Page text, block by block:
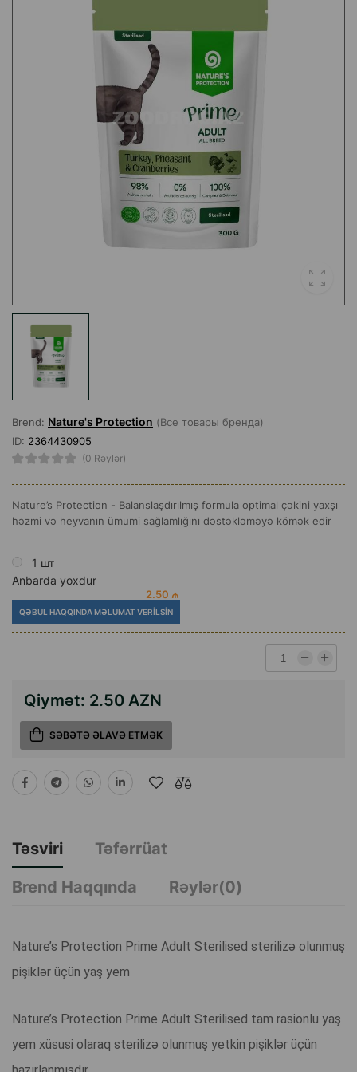
Brend: Nature's Protection (Все товары бренда)
ID: 2364430905
(0 Rəylər)
Nature’s Protection - Balanslaşdırılmış formula optimal çəkini yaxşı
həzmi və heyvanın ümumi sağlamlığını dəstəkləməyə kömək edir
1 шт
Anbarda yoxdur
2.50 ₼
QƏBUL HAQQINDA MƏLUMAT VERILSIN
Qiymət: 2.50 AZN
SƏBƏTƏ ƏLAVƏ ETMƏK
Təsviri
Təfərrüat
Brend Haqqında
Rəylər(0)
Nature’s Protection Prime Adult Sterilised sterilizə olunmuş
pişiklər üçün yaş yem
Nature’s Protection Prime Adult Sterilised tam rasionlu yaş
yem xüsusi olaraq sterilizə olunmuş yetkin pişiklər üçün